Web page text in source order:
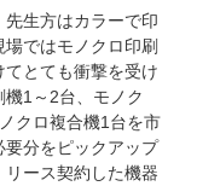
生方はカラーで印
ではモノクロ印刷
とても衝撃を受け
1～2台、モノク
クロ複合機1台を市
分をピックアップ
ース契約した機器